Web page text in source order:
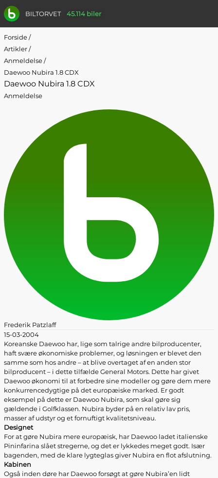
BILTORVET 45.114 biler
Forside/
Artikler/
Anmeldelse/
Daewoo Nubira 1.8 CDX
Daewoo Nubira 1.8 CDX
Anmeldelse
Frederik Patzlaff
15-03-2004
Koreanske Daewoo har, lige som talrige andre bilproducenter,
haft svære økonomiske problemer, og løsningen er blevet den
samme som hos andre – at blive overtaget af en anden stor
bilproducent – i dette tilfælde General Motors. Dette har givet
Daewoo økonomi til at forbedre sine modeller og gøre dem mere
konkurrencedygtige på det europæiske marked. Er godt
eksempel på dette er Daewoo Nubira, som skal gøre sig
gældende i Golfklassen. Nubira byder på en relativ lav pris,
masser af udstyr og et fornuftigt kvalitetsniveau.
Designet
For at gøre Nubira mere europæisk, har Daewoo ladet italienske
Pininfarina slået stregerne, og det er lykkedes meget godt. Især
bagenden, med de klare lygteglas giver Nubira en flot afslutning.
Kabinen
Også inden døre har Daewoo forsøgt at gøre Nubira’en lidt